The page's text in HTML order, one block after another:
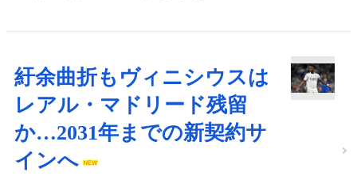
紆余曲折もヴィニシウスは
レアル・マドリード残留
か…2031年までの新契約サ
インへ